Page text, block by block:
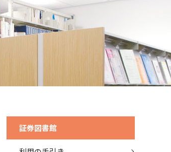
証券図書館